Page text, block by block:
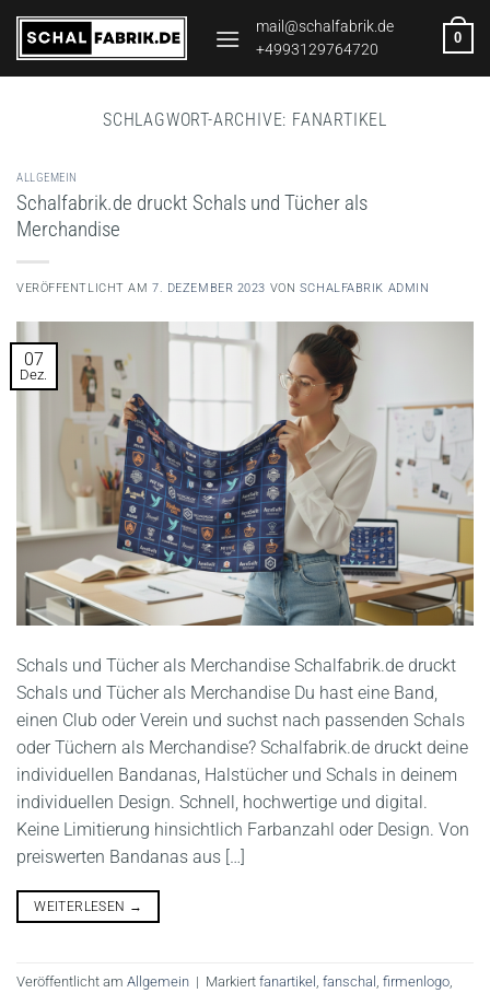
Zum
Inhalt
springen
mail@schalfabrik.de
+4993129764720
0
SCHLAGWORT-ARCHIVE: FANARTIKEL
ALLGEMEIN
Schalfabrik.de druckt Schals und Tücher als
Merchandise
VERÖFFENTLICHT AM7. DEZEMBER 2023 VON SCHALFABRIK ADMIN
07
Dez.
Schals und Tücher als Merchandise Schalfabrik.de druckt
Schals und Tücher als Merchandise Du hast eine Band,
einen Club oder Verein und suchst nach passenden Schals
oder Tüchern als Merchandise? Schalfabrik.de druckt deine
individuellen Bandanas, Halstücher und Schals in deinem
individuellen Design. Schnell, hochwertige und digital.
Keine Limitierung hinsichtlich Farbanzahl oder Design. Von
preiswerten Bandanas aus […]
WEITERLESEN →
Veröffentlicht am Allgemein | Markiert fanartikel fanschal firmenlogo